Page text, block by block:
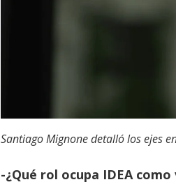
Santiago Mignone detalló los ejes
-¿Qué rol ocupa IDEA